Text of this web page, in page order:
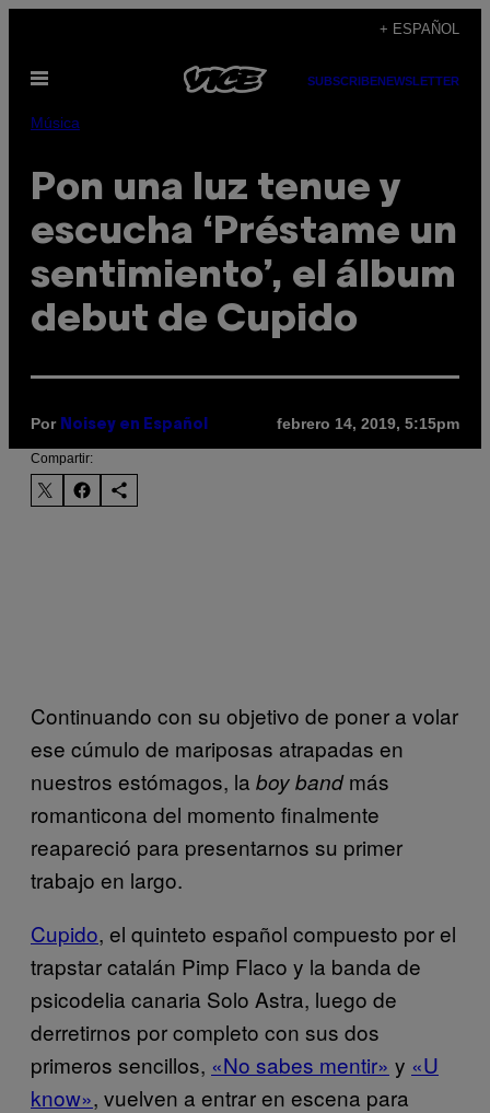
contenido
+ ESPAÑOL
Abrir
SUBSCRIBENEWSLETTER
Música
Pon una luz tenue y
escucha ‘Préstame un
sentimiento’, el álbum
debut de Cupido
Por Noisey en Español febrero 14, 2019, 5:15pm
Compartir:
Continuando con su objetivo de poner a volar
ese cúmulo de mariposas atrapadas en
nuestros estómagos, la boy bandmás
romanticona del momento finalmente
reapareció para presentarnos su primer
trabajo en largo.
Cupido, el quinteto español compuesto por el
trapstar catalán Pimp Flaco y la banda de
psicodelia canaria Solo Astra, luego de
derretirnos por completo con sus dos
primeros sencillos, «No sabes mentir» y «U
know», vuelven a entrar en escena para